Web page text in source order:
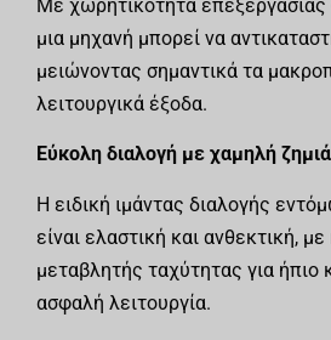
Με χωρητικότητα επεξεργασίας
μια μηχανή μπορεί να
μειώνοντας σημαντικά τα
λειτουργικά έξοδα.
Εύκολη διαλογή με χαμηλή
Η ειδική ιμάντας διαλογής
είναι ελαστική και ανθεκτική,
μεταβλητής ταχύτητας για ήπιο
ασφαλή λειτουργία.